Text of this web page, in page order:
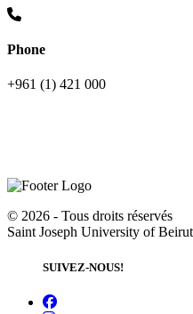
Phone
+961 (1) 421 000
© 2026 - Tous droits réservés
Saint Joseph University of Beirut
SUIVEZ-NOUS!